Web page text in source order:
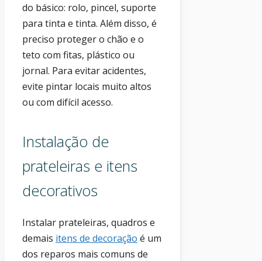
do básico: rolo, pincel, suporte
para tinta e tinta. Além disso, é
preciso proteger o chão e o
teto com fitas, plástico ou
jornal. Para evitar acidentes,
evite pintar locais muito altos
ou com difícil acesso.
Instalação de
prateleiras e itens
decorativos
Instalar prateleiras, quadros e
demais itens de decoração é um
dos reparos mais comuns de